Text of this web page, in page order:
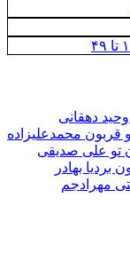
دهقانی
قربون محمدعلیزاده
تو علی صدیقی
بردیا بهادر
مهرادجم